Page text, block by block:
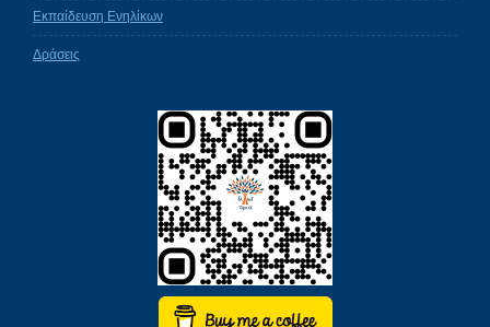
Εκπαίδευση Ενηλίκων
Δράσεις